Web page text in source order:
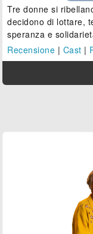
Tre donne si
decidono di lottare,
speranza e
Recensione | Cast |